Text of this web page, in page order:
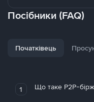
Посібники (FAQ)
Початківець
1 Що таке P2P-